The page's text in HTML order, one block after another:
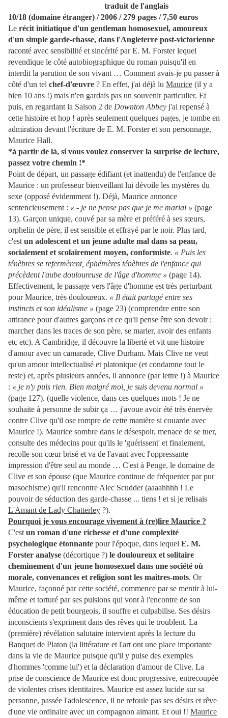
traduit de l'anglais
10/18 (domaine étranger) / 2006 / 279 pages / 7,50 euros
Le récit initiatique d'un gentleman homosexuel, amoureux
d'un simple garde-chasse, dans l'Angleterre post-victorienne
raconté avec sensibilité et sincérité par E. M. Forster lequel
revendique le côté autobiographique du roman puisqu'il en
interdit la parution de son vivant … Comment avais-je pu passer à
côté d'un tel chef-d'œuvre ? En effet, j'ai déjà lu Maurice (il y a
bien 10 ans !) mais n'en gardais pas un souvenir particulier. Et
puis, en regardant la Saison 2 de Downton Abbey j'ai repensé à
cette histoire et hop ! après seulement quelques pages, je tombe en
admiration devant l'écriture de E. M. Forster et son personnage,
Maurice Hall.
*à partir de là, si vous voulez conserver la surprise de lecture,
passez votre chemin !*
Point de départ, un passage édifiant (et inattendu) de l'enfance de
Maurice : un professeur bienveillant lui dévoile les mystères du
sexe (opposé évidemment !). Déjà, Maurice annonce
sentencieusement : « - je ne pense pas que je me mariai » (page
13). Garçon unique, couvé par sa mère et préféré à ses sœurs,
orphelin de père, il est sensible et effrayé par le noir. Plus tard,
c'est un adolescent et un jeune adulte mal dans sa peau,
socialement et scolairement moyen, conformiste. « Puis les
ténèbres se refermèrent, éphémères ténèbres de l'enfance qui
précèdent l'aube douloureuse de l'âge d'homme » (page 14).
Effectivement, le passage vers l'âge d'homme est très perturbant
pour Maurice, très douloureux. « Il était partagé entre ses
instincts et son idéalisme » (page 23) (comprendre entre son
attirance pour d'autres garçons et ce qu'il pense être son devoir :
marcher dans les traces de son père, se marier, avoir des enfants
etc etc). A Cambridge, il découvre la liberté et vit une histoire
d'amour avec un camarade, Clive Durham. Mais Clive ne veut
qu'un amour intellectualisé et platonique (et condamne tout le
reste) et, après plusieurs années, il annonce (par lettre !) à Maurice
: « je n'y puis rien. Bien malgré moi, je suis devenu normal »
(page 127). (quelle violence, dans ces quelques mots ! Je ne
souhaite à personne de subir ça … j'avoue avoir été très énervée
contre Clive qu'il ose rompre de cette manière si couarde avec
Maurice !). Maurice sombre dans le désespoir, menace de se tuer,
consulte des médecins pour qu'ils le 'guérissent' et finalement,
recolle son cœur brisé et va de l'avant avec l'oppressante
impression d'être seul au monde … C'est à Penge, le domaine de
Clive et son épouse (que Maurice continue de fréquenter par pur
masochisme) qu'il rencontre Alec Scudder(aaaahhhh ! Le
pouvoir de séduction des garde-chasse ... tiens ! et si je relisais
L'Amant de Lady Chatterley ?).
Pourquoi je vous encourage vivement à (re)lire Maurice ?
C'est un roman d'une richesse et d'une complexité
psychologique étonnante pour l'époque, dans lequel E. M.
Forster analyse (décortique ?) le douloureux et solitaire
cheminement d'un jeune homosexuel dans une société où
morale, convenances et religion sont les maitres-mots. Or
Maurice, façonné par cette société, commence par se mentir à lui-
même et torturé par ses pulsions qui vont à l'encontre de son
éducation de petit bourgeois, il souffre et culpabilise. Ses désirs
inconscients s'expriment dans des rêves qui le troublent. La
(première) révélation salutaire intervient après la lecture du
Banquet de Platon (la littérature et l'art ont une place importante
dans la vie de Maurice puisque qu'il y puise des exemples
d'hommes 'comme lui') et la déclaration d'amour de Clive. La
prise de conscience de Maurice est donc progressive, entrecoupée
de violentes crises identitaires. Maurice est assez lucide sur sa
personne, passée l'adolescence, il ne refoule pas ses désirs et rêve
d'une vie ordinaire avec un compagnon aimant. Et oui !! Maurice